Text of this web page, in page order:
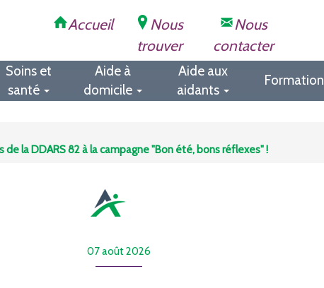
Accueil
Nous
trouver
Nous
contacter
Soins et
santé
Aide à
domicile
Aide aux
aidants
Formation
la DDARS 82 à la campagne "Bon été, bons réflexes" !
07 août 2026